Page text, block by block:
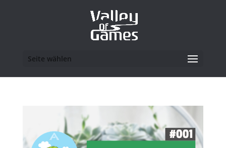
Seite wählen